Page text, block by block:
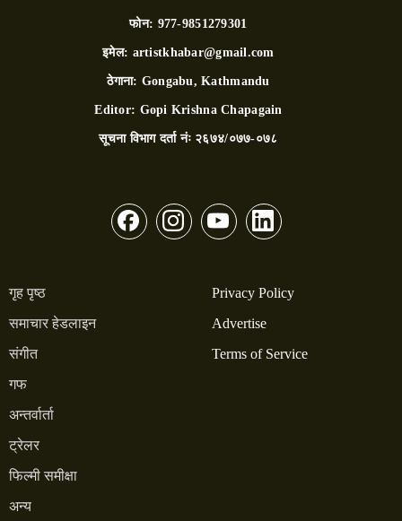
फोन: 977-9851279301
इमेल: artistkhabar@gmail.com
ठेगाना: Gongabu, Kathmandu
Editor: Gopi Krishna Chapagain
सूचना विभाग दर्ता नंः २६७४/०७७-०७८
गृह पृष्ठ
समाचार हेडलाइन
संगीत
गफ
अन्तर्वार्ता
ट्रेलर
फिल्मी समीक्षा
अन्य
Privacy Policy
Advertise
Terms of Service